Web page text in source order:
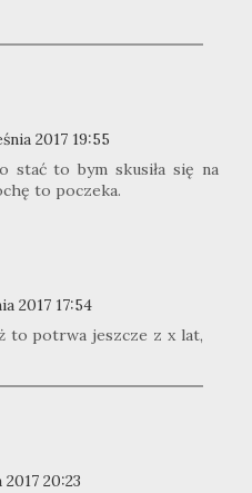
2017 19:55
stać to bym skusiła się na
to poczeka.
2017 17:54
to potrwa jeszcze z x lat,
20:23